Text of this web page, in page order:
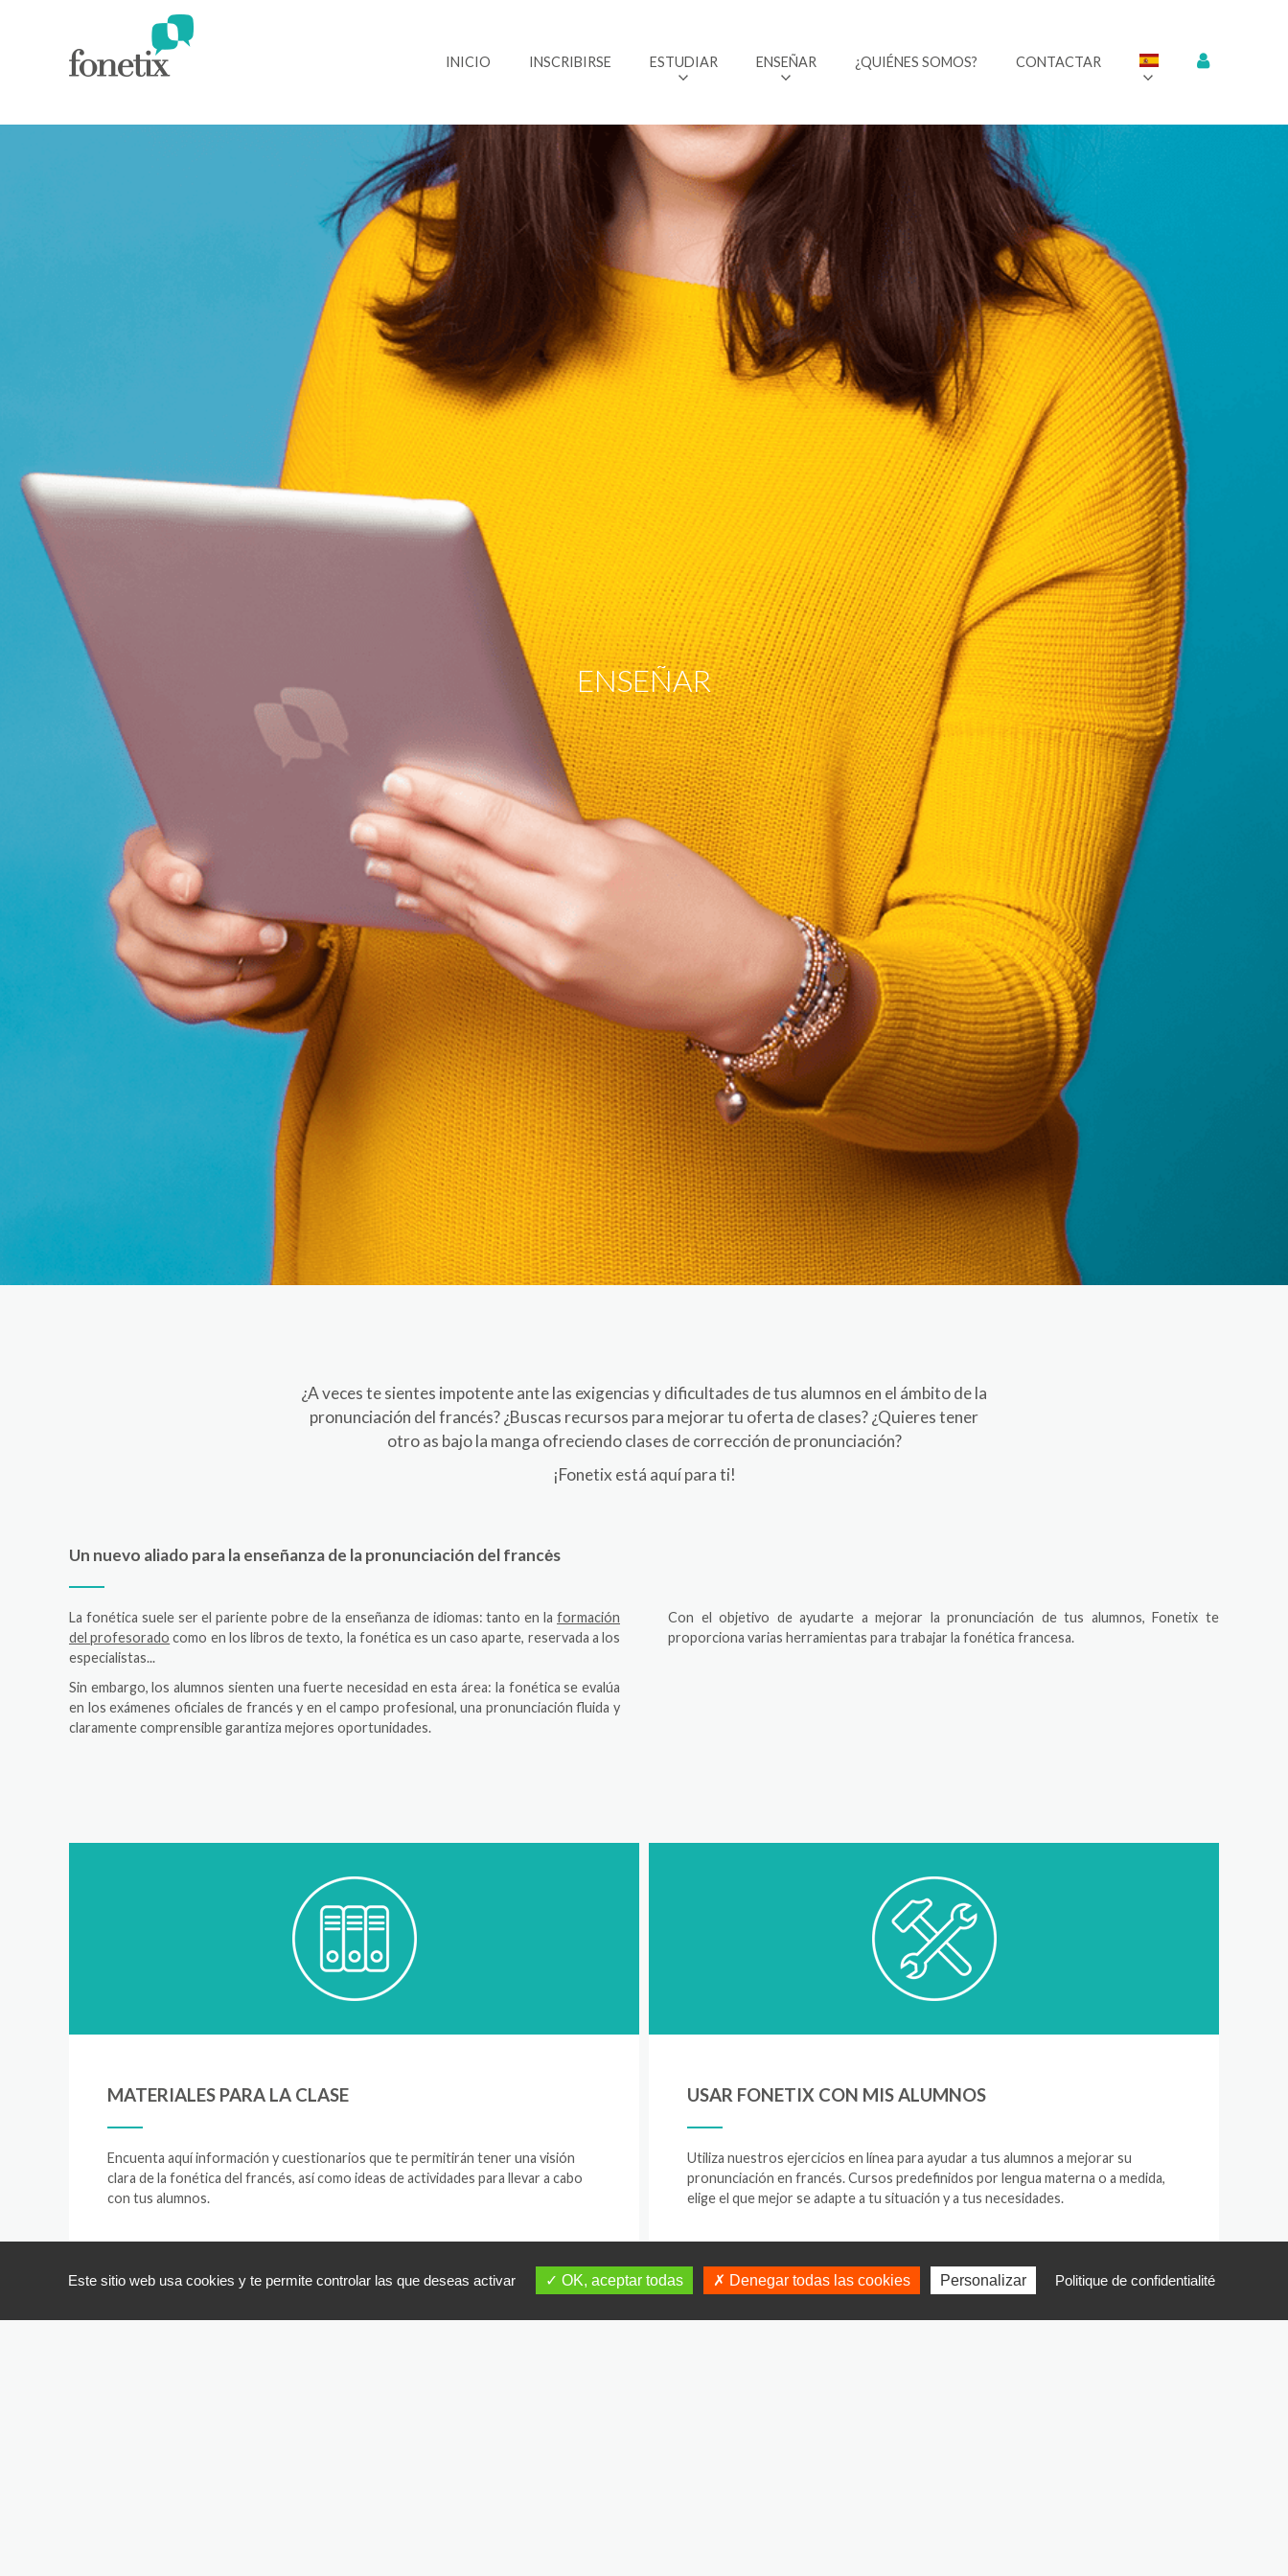
INICIO INSCRIBIRSE ESTUDIAR ENSEÑAR ¿QUIÉNES SOMOS? CONTACTAR
ENSEÑAR
¿A veces te sientes impotente ante las exigencias y dificultades de tus alumnos en el ámbito de la
pronunciación del francés? ¿Buscas recursos para mejorar tu oferta de clases? ¿Quieres tener
otro as bajo la manga ofreciendo clases de corrección de pronunciación?
¡Fonetix está aquí para ti!
Un nuevo aliado para la enseñanza de la pronunciación del francės
La fonética suele ser el pariente pobre de la enseñanza de idiomas: tanto en la formación
del profesorado como en los libros de texto, la fonética es un caso aparte, reservada a los
especialistas...
Sin embargo, los alumnos sienten una fuerte necesidad en esta área: la fonética se evalúa
en los exámenes oficiales de francés y en el campo profesional, una pronunciación fluida y
claramente comprensible garantiza mejores oportunidades.
Con el objetivo de ayudarte a mejorar la pronunciación de tus alumnos, Fonetix te
proporciona varias herramientas para trabajar la fonética francesa.
MATERIALES PARA LA CLASE
Encuenta aquí información y cuestionarios que te permitirán tener una visión
clara de la fonética del francés, así como ideas de actividades para llevar a cabo
con tus alumnos.
ACCEDER A LOS DOCUMENTOS
USAR FONETIX CON MIS ALUMNOS
Utiliza nuestros ejercicios en línea para ayudar a tus alumnos a mejorar su
pronunciación en francés. Cursos predefinidos por lengua materna o a medida,
elige el que mejor se adapte a tu situación y a tus necesidades.
CAJA DE HERRAMIENTAS
presentaciones para profesores.
Este sitio web usa cookies y te permite controlar las que deseas activar OK, aceptar todas Denegar todas las cookies Personalizar Politique de confidentialité